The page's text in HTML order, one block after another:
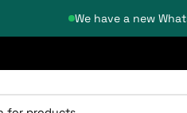
We have a new